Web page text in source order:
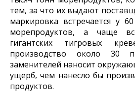
тем, за что их выдают
маркировка встречается у
морепродуктов, а чаще
гигантских тигровых
производство около 30
заменителей наносит
ущерб, чем нанесло бы
продуктов.